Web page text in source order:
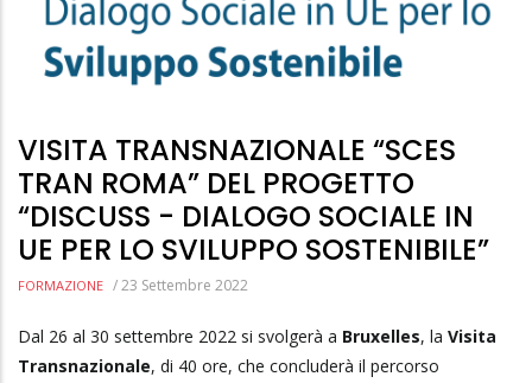
VISITA TRANSNAZIONALE “SCES
TRAN ROMA” DEL PROGETTO
“DISCUSS - DIALOGO SOCIALE IN
UE PER LO SVILUPPO SOSTENIBILE”
FORMAZIONE /23 Settembre 2022
Dal 26 al 30 settembre 2022 si svolgerà a Bruxelles, la Visita
Transnazionale, di 40 ore, che concluderà il percorso